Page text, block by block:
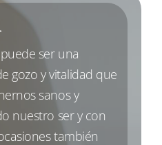
ser una
gozo y vitalidad que
sanos y
nuestro ser y con
también